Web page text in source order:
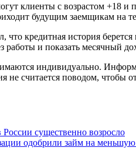
клиенты с возрастом +18 и
будущим заемщикам на
что кредитная история
работы и показать месячный
индивидуально.
не считается поводом, чтобы
существенно возросло
одобрили займ на